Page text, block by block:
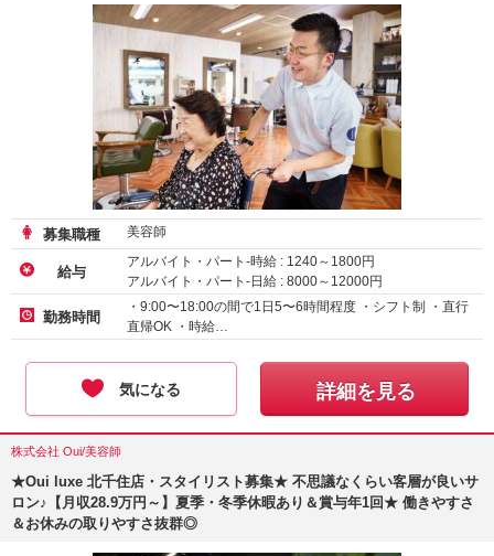
募集職種 美容師
給与
アルバイト・パート-時給 : 1240～ 1800円
アルバイト・パート-日給 : 8000～ 12000円
勤務時間
・9:00〜18:00の間で1日5〜6時間程度 ・シフト制 ・直行
直帰OK ・時給…
気になる 詳細を見る
株式会社 Oui/美容師
★Oui luxe 北千住店・スタイリスト募集★ 不思議なくらい客層が良いサ
ロン♪【月収28.9万円～】夏季・冬季休暇あり＆賞与年1回★ 働きやすさ
＆お休みの取りやすさ抜群◎